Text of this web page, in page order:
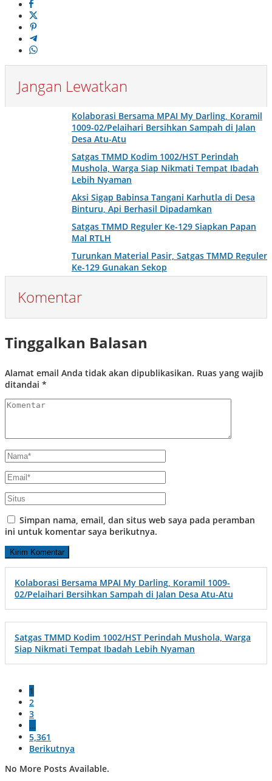
Jangan Lewatkan
Kolaborasi Bersama MPAI My Darling, Koramil
1009-02/Pelaihari Bersihkan Sampah di Jalan
Desa Atu-Atu
Satgas TMMD Kodim 1002/HST Perindah
Mushola, Warga Siap Nikmati Tempat Ibadah
Lebih Nyaman
Aksi Sigap Babinsa Tangani Karhutla di Desa
Binturu, Api Berhasil Dipadamkan
Satgas TMMD Reguler Ke-129 Siapkan Papan
Mal RTLH
Turunkan Material Pasir, Satgas TMMD Reguler
Ke-129 Gunakan Sekop
Komentar
Tinggalkan Balasan
Alamat email Anda tidak akan dipublikasikan. Ruas yang wajib
ditandai *
Simpan nama, email, dan situs web saya pada peramban
ini untuk komentar saya berikutnya.
Kolaborasi Bersama MPAI My Darling, Koramil 1009-
02/Pelaihari Bersihkan Sampah di Jalan Desa Atu-Atu
Satgas TMMD Kodim 1002/HST Perindah Mushola, Warga
Siap Nikmati Tempat Ibadah Lebih Nyaman
1
2
3
…
5,361
Berikutnya
No More Posts Available.